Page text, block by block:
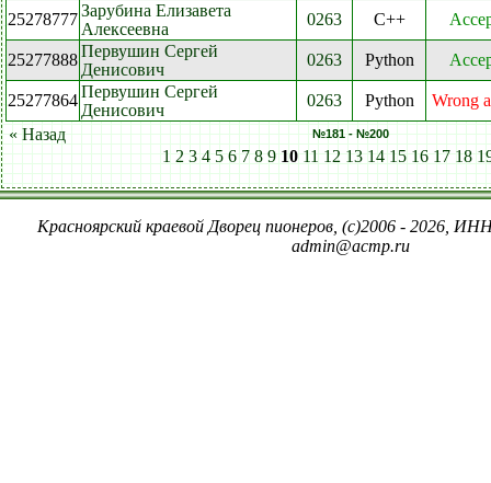
25278777Зарубина Елизавета
Алексеевна
0263 C++
25277888Первушин Сергей
Денисович
0263 Python
25277864Первушин Сергей
Денисович
0263 Python
Wrong
« Назад
№181 - №200
1 2 3 4 5 6 7 8 9 10 11 12 13 14 15 16 17 18
Красноярский краевой Дворец пионеров, (c)2006 - 2026,
admin@acmp.ru